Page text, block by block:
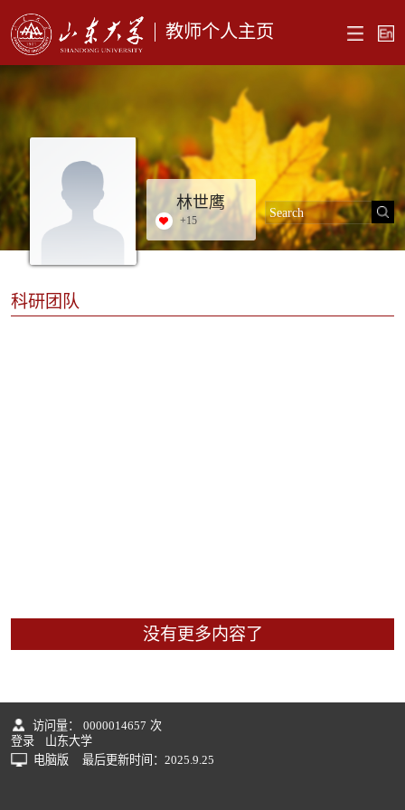
教师个人主页
林世鹰
+15
科研团队
没有更多内容了
访问量： 0000014657 次
登录
山东大学
电脑版
最后更新时间： 2025 9 25